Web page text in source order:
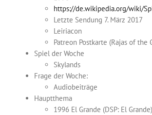
https://de.wikipedia.org/wiki/
Letzte Sendung 7. März 2017
Leiriacon
Patreon Postkarte (Rajas of the
Spiel der Woche
Skylands
Frage der Woche:
Audiobeiträge
Hauptthema
1996 El Grande (DSP: El Grande)